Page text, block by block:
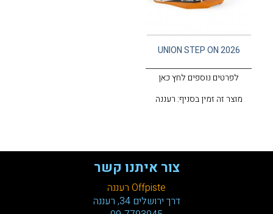
UNION STEP ON 2026
לפרטים נוספים לחץ כאן
מוצר זה זמין בסניף: רעננה
צור איתנו קשר
Offpiste רעננה
דרך ירושלים 34, רעננה